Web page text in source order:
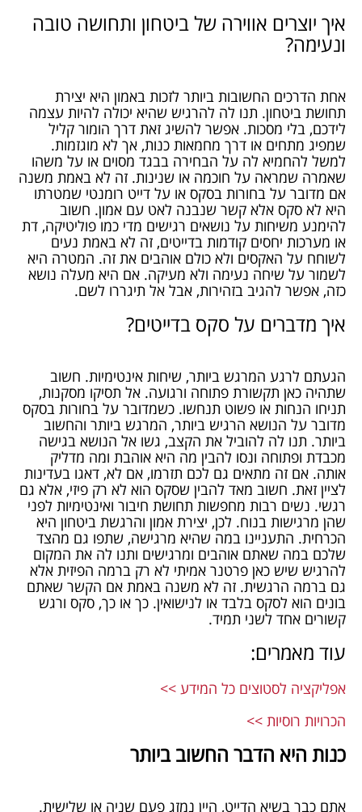
איך יוצרים אווירה של ביטחון ותחושה טובה
ונעימה?
אחת הדרכים החשובות ביותר לזכות באמון היא יצירת
תחושת ביטחון. תנו לה להרגיש שהיא יכולה להיות עצמה
לידכם, בלי מסכות. אפשר להשיג זאת דרך הומור קליל
שמפיג מתחים או דרך מחמאות כנות, אך לא מוגזמות.
למשל להחמיא לה על הבחירה בבגד מסוים או על משהו
שאמרה שמראה על חוכמה או שנינות. זה לא באמת משנה
אם מדובר על בחורות בסקס או על דייט רומנטי שמטרתו
היא לא סקס אלא קשר שנבנה לאט עם אמון. חשוב
להימנע משיחות על נושאים רגישים מדי כמו פוליטיקה, דת
או מערכות יחסים קודמות בדייטים, זה לא באמת נעים
לשוחח על האקסים ולא כולם אוהבים את זה. המטרה היא
לשמור על שיחה נעימה ולא מעיקה. אם היא מעלה נושא
כזה, אפשר להגיב בזהירות, אבל אל תיגררו לשם.
איך מדברים על סקס בדייטים?
הגעתם לרגע המרגש ביותר, שיחות אינטימיות. חשוב
שתהיה כאן תקשורת פתוחה ורגועה. אל תסיקו מסקנות,
תניחו הנחות או פשוט תנחשו. כשמדובר על בחורות בסקס
מדובר על הנושא הרגיש ביותר, המרגש ביותר והחשוב
ביותר. תנו לה להוביל את הקצב, גשו אל הנושא בגישה
מכבדת ופתוחה ונסו להבין מה היא אוהבת ומה מדליק
אותה. אם זה מתאים גם לכם תזרמו, אם לא, דאגו בעדינות
לציין זאת. חשוב מאד להבין שסקס הוא לא רק פיזי, אלא גם
רגשי. נשים רבות מחפשות תחושת חיבור ואינטימיות לפני
שהן מרגישות בנוח. לכן, יצירת אמון והרגשת ביטחון היא
הכרחית. התעניינו במה שהיא מרגישה, שתפו גם מהצד
שלכם במה שאתם אוהבים ומרגישים ותנו לה את המקום
להרגיש שיש כאן פרטנר אמיתי לא רק ברמה הפיזית אלא
גם ברמה הרגשית. זה לא משנה באמת אם הקשר שאתם
בונים הוא לסקס בלבד או לנישואין. כך או כך, סקס ורגש
קשורים אחד לשני תמיד.
עוד מאמרים:
אפליקציה לסטוצים כל המידע >>
הכרויות רוסיות >>
כנות היא הדבר החשוב ביותר
אתם כבר בשיא הדייט, היין נמזג פעם שניה או שלישית.